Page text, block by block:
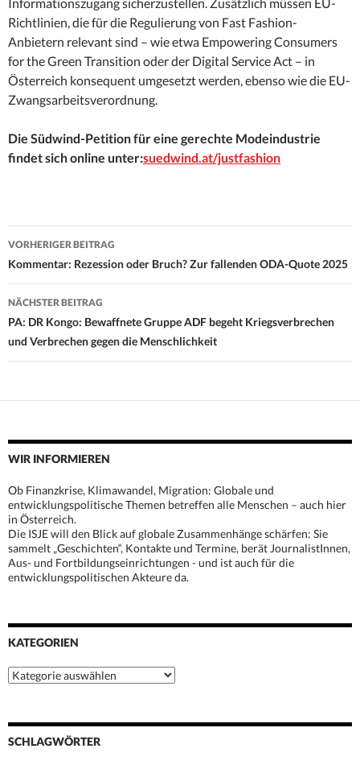
Informationszugang sicherzustellen. Zusätzlich müssen EU-
Richtlinien, die für die Regulierung von Fast Fashion-
Anbietern relevant sind – wie etwa Empowering Consumers
for the Green Transition oder der Digital Service Act – in
Österreich konsequent umgesetzt werden, ebenso wie die EU-
Zwangsarbeitsverordnung.
Die Südwind-Petition für eine gerechte Modeindustrie
findet sich online unter:suedwind.at/justfashion
Beitrags-
Navigation
VORHERIGER BEITRAG
Kommentar: Rezession oder Bruch? Zur fallenden ODA-Quote 2025
NÄCHSTER BEITRAG
PA: DR Kongo: Bewaffnete Gruppe ADF begeht Kriegsverbrechen
und Verbrechen gegen die Menschlichkeit
WIR INFORMIEREN
Ob Finanzkrise, Klimawandel, Migration: Globale und
entwicklungspolitische Themen betreffen alle Menschen – auch hier
in Österreich.
Die ISJE will den Blick auf globale Zusammenhänge schärfen: Sie
sammelt „Geschichten“, Kontakte und Termine, berät JournalistInnen,
Aus- und Fortbildungseinrichtungen - und ist auch für die
entwicklungspolitischen Akteure da.
KATEGORIEN
Kategorien
SCHLAGWÖRTER